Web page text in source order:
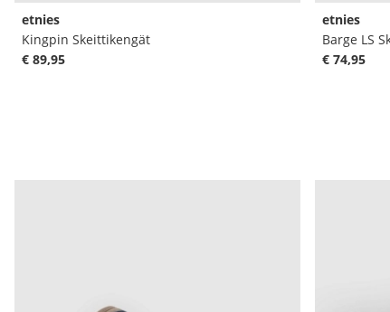
etnies
Kingpin Skeittikengät
€ 89,95
etnies
Barge LS
€ 74,95